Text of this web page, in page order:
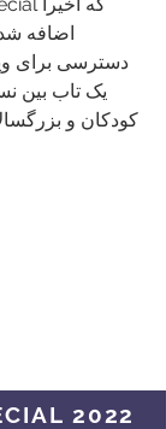
اضافه
دسترسی برای
یک تاب بین
کودکان و
2022